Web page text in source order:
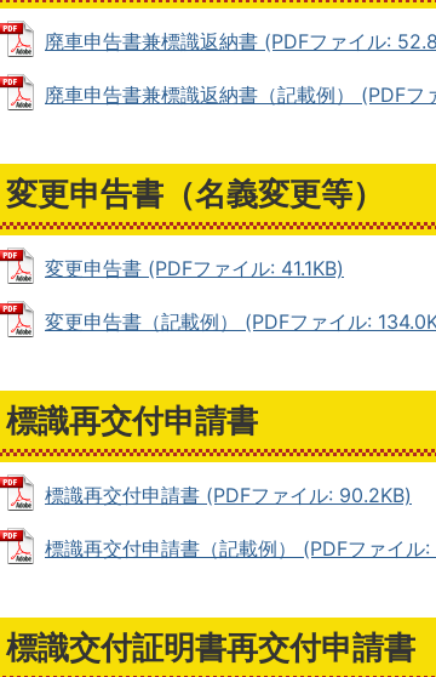
廃車申告書兼標識返納書 (PDFファイル:
廃車申告書兼標識返納書（記載例） (PDFフ
変更申告書（名義変更等）
変更申告書 (PDFファイル: 41.1KB)
変更申告書（記載例） (PDFファイル:
標識再交付申請書
標識再交付申請書 (PDFファイル: 90.2KB)
標識再交付申請書（記載例） (PDFファイル:
標識交付証明書再交付申請書